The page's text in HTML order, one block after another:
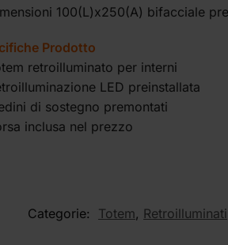
100(L)x250(A) bifacciale
Prodotto
retroilluminato per interni
LED preinstallata
di sostegno premontati
inclusa nel prezzo
Categorie: Totem, Retroilluminati